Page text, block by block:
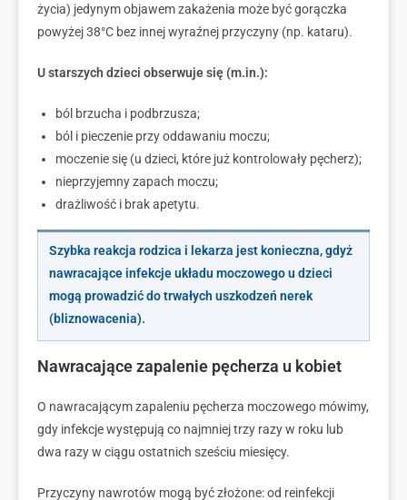
życia) jedynym objawem zakażenia może być gorączka
powyżej 38°C bez innej wyraźnej przyczyny (np. kataru).
U starszych dzieci obserwuje się (m.in.):
ból brzucha i podbrzusza;
ból i pieczenie przy oddawaniu moczu;
moczenie się (u dzieci, które już kontrolowały pęcherz);
nieprzyjemny zapach moczu;
drażliwość i brak apetytu.
Szybka reakcja rodzica i lekarza jest konieczna, gdyż
nawracające infekcje układu moczowego u dzieci
mogą prowadzić do trwałych uszkodzeń nerek
(bliznowacenia).
Nawracające zapalenie pęcherza u kobiet
O nawracającym zapaleniu pęcherza moczowego mówimy,
gdy infekcje występują co najmniej trzy razy w roku lub
dwa razy w ciągu ostatnich sześciu miesięcy.
Przyczyny nawrotów mogą być złożone: od reinfekcji